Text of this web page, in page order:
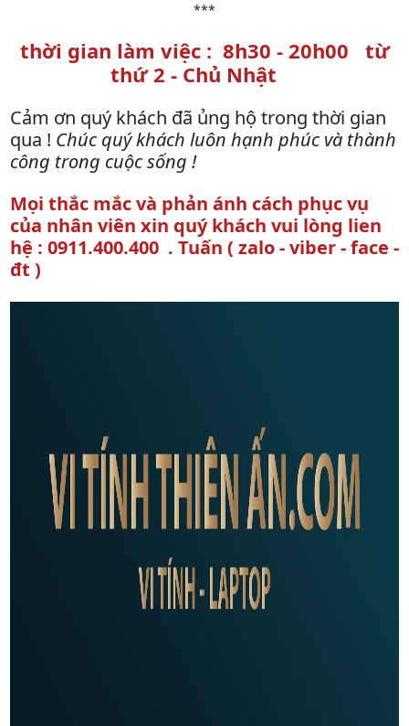
***
thời gian làm việc : 8h30 - 20h00 từ
thứ 2 - Chủ Nhật
Cảm ơn quý khách đã ủng hộ trong thời gian
qua ! Chúc quý khách luôn hạnh phúc và thành
công trong cuộc sống !
Mọi thắc mắc và phản ánh cách phục vụ
của nhân viên xin quý khách vui lòng lien
hệ : 0911.400.400 . Tuấn ( zalo - viber - face -
đt )